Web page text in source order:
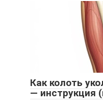
Как колоть
— инструкция